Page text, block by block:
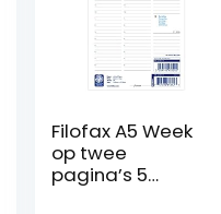
Filofax A5 Week
op twee
pagina’s 5